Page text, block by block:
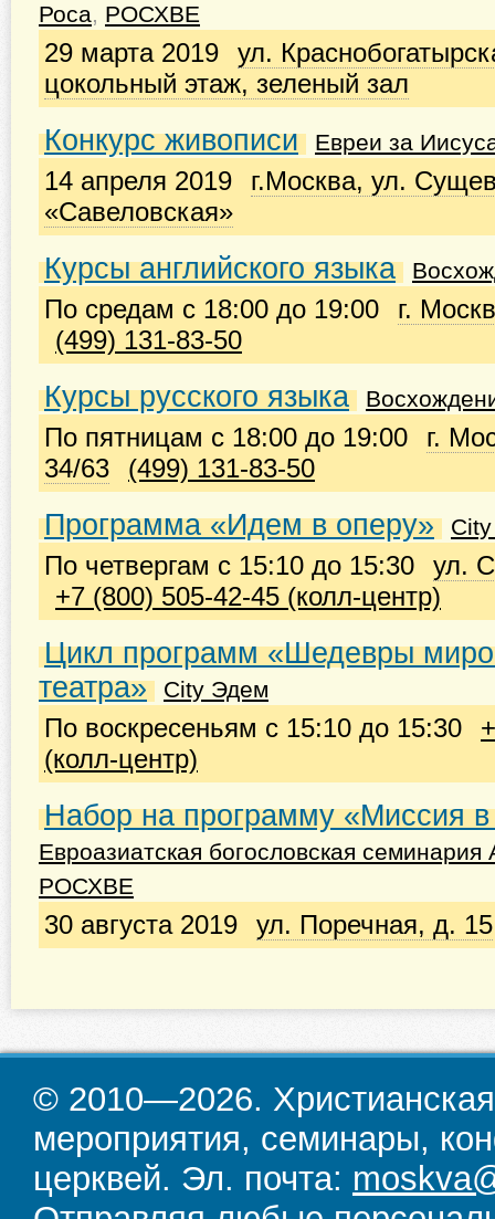
Роса, РОСХВЕ
29 марта 2019
ул.
цокольный этаж, зеленый зал
Конкурс живописи Евреи за
14 апреля 2019
г.Москва, ул.
«Савеловская»
Курсы английского языка
По средам с 18:00 до 19:00
г.
(499) 131-83-50
Курсы русского языка
По пятницам с 18:00 до 19:00
г.
34/63
(499) 131-83-50
Программа «Идем в оперу»
По четвергам с 15:10 до 15:30
ул.
+7 (800) 505-42-45 (колл-центр)
Цикл программ «Шедевры
театра»
City Эдем
По воскресеньям с 15:10 до 15:30
(колл-центр)
Набор на программу «Миссия
Евроазиатская богословская
РОСХВЕ
30 августа 2019 ул. Поречная, д. 15
© 2010—2026.
мероприятия, семинары,
церквей. Эл. почта: